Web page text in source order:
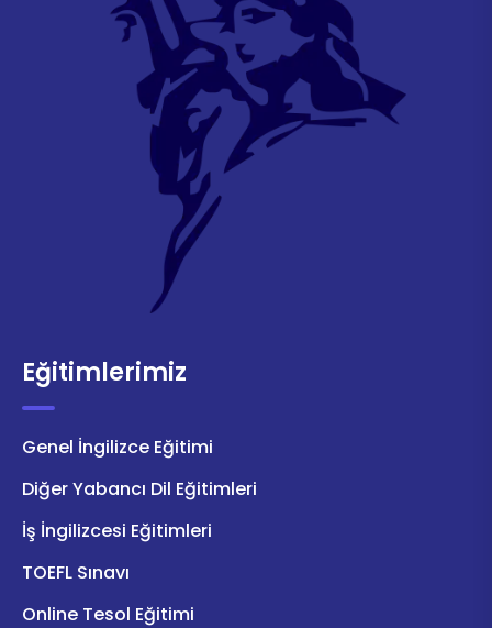
Eğitimlerimiz
Genel İngilizce Eğitimi
Diğer Yabancı Dil Eğitimleri
İş İngilizcesi Eğitimleri
TOEFL Sınavı
Online Tesol Eğitimi